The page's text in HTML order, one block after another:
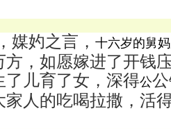
媒妁之言， 十六岁的舅妈
方，如愿嫁进了开钱
了儿育了女，深得公
家人的吃喝拉撒，活